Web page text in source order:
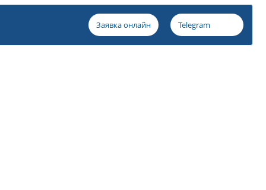
Заявка онлайн Telegram